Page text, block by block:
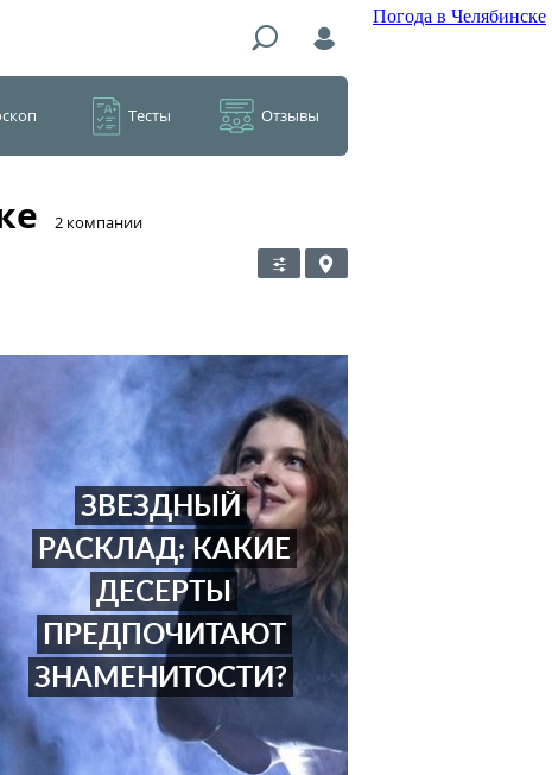
Погода в Челябинске
Тесты Отзывы
​2 компании
ЗВЕЗДНЫЙ
РАСКЛАД: КАКИЕ
ДЕСЕРТЫ
ПРЕДПОЧИТАЮТ
ЗНАМЕНИТОСТИ?